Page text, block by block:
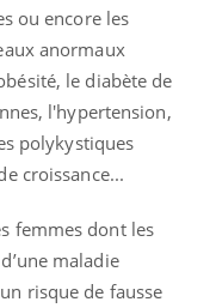
ou encore les
anormaux
le diabète de
l'hypertension,
polykystiques
croissance...
femmes dont les
maladie
risque de fausse